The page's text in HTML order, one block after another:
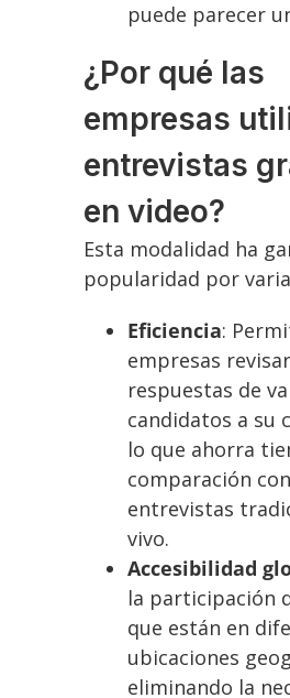
puede parecer
¿Por qué las
empresas
entrevistas
en video?
Esta modalidad ha
popularidad por
Eficiencia:
empresas
respuestas de
candidatos a su
lo que ahorra
comparación
entrevistas
vivo.
Accesibilidad
la participación
que están en
ubicaciones
eliminando la